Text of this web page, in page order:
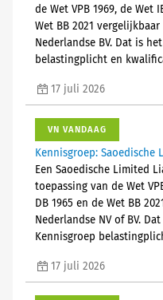
de Wet VPB 1969, de Wet
Wet BB 2021
Nederlandse BV. Dat is
belastingplicht en
17 juli 2026
VN VANDAAG
Kennisgroep: Saoedische
Een Saoedische Limited
toepassing van de Wet
DB 1965 en de Wet BB
Nederlandse NV of BV.
Kennisgroep
17 juli 2026